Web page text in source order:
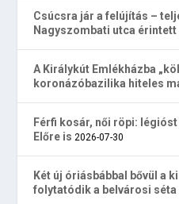
Csúcsra jár a felújítás –
Nagyszombati utca érintett
A Királykút Emlékházba
koronázóbazilika hiteles
Férfi kosár, női röpi:
Előre is 2026-07-30
Két új óriásbábbal bővül a
folytatódik a belvárosi séta